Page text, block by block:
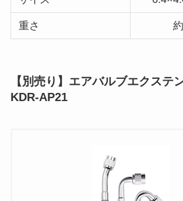
重さ
【別売り】エアバルブエクステ
KDR-AP21